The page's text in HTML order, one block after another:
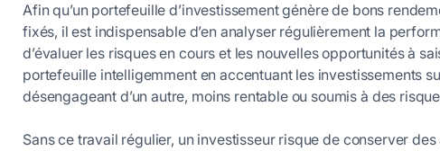
Afin qu’un portefeuille d’investissement génère de bons
fixés, il est indispensable d’en analyser régulièrement la
d’évaluer les risques en cours et les nouvelles opportunités à
portefeuille intelligemment en accentuant les investissements
désengageant d’un autre, moins rentable ou soumis à des
Sans ce travail régulier, un investisseur risque de conserver